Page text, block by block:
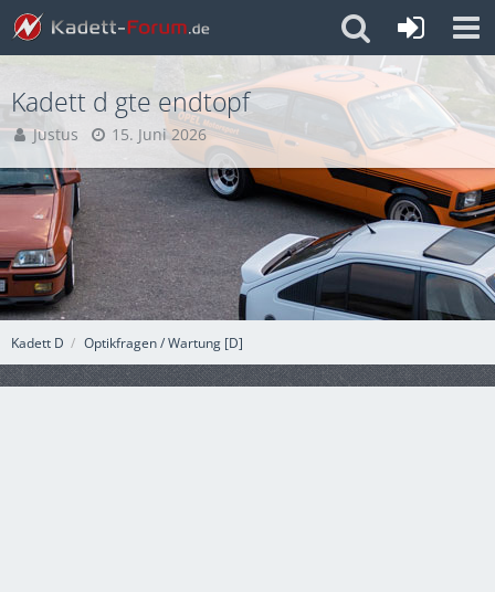
Kadett D Optikfragen / Wartung [D]
Kadett d gte endtopf
Justus 15. Juni 2026